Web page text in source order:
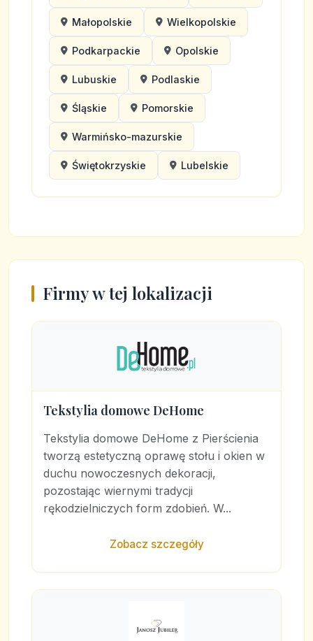
Małopolskie Wielkopolskie
Podkarpackie Opolskie
Lubuskie Podlaskie
Śląskie Pomorskie
Warmińsko-mazurskie
Świętokrzyskie Lubelskie
Firmy w tej lokalizacji
Tekstylia domowe DeHome
Tekstylia domowe DeHome z Pierścienia
tworzą estetyczną oprawę stołu i okien w
duchu nowoczesnych dekoracji,
pozostając wiernymi tradycji
rękodzielniczych form zdobień. W...
Zobacz szczegóły